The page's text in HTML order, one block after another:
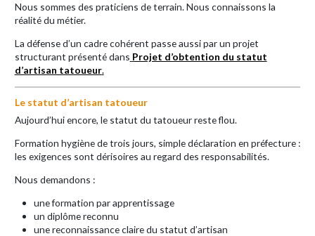
Nous sommes des praticiens de terrain. Nous connaissons la
réalité du métier.
La défense d’un cadre cohérent passe aussi par un projet
structurant présenté dans Projet d’obtention du statut
d’artisan tatoueur.
Le statut d’artisan tatoueur
Aujourd’hui encore, le statut du tatoueur reste flou.
Formation hygiène de trois jours, simple déclaration en préfecture :
les exigences sont dérisoires au regard des responsabilités.
Nous demandons :
une formation par apprentissage
un diplôme reconnu
une reconnaissance claire du statut d’artisan